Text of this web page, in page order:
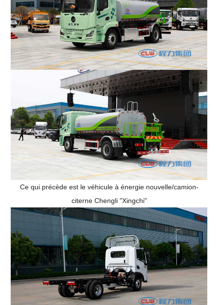
Ce qui précède est le véhicule à énergie nouvelle/camion-
citerne Chengli "Xingchi"